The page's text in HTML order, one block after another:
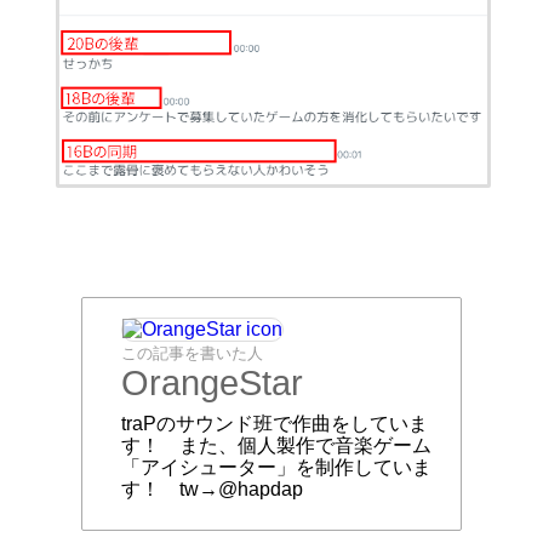
この記事を書いた人
OrangeStar
traPのサウンド班で作曲をしていま
す！ また、個人製作で音楽ゲーム
「アイシューター」を制作していま
す！ tw→@hapdap